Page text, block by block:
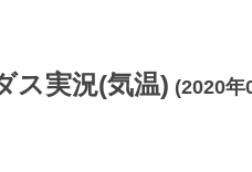
ス実況(気温) (2020年